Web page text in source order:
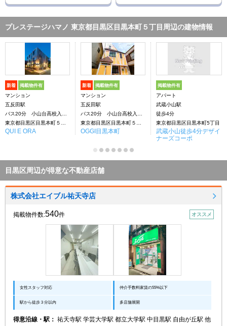
プレステージハマノ 東京都目黒区目黒本町５丁目周辺の建物情報
新着 掲載物件有
マンション
五反田駅
バス20分 小山台高校入口下車：停歩3分
QUI E ORA
新着 掲載物件有
マンション
五反田駅
バス20分 小山台高校入口下車：停歩4分
OGGI目黒本町
掲載物件有
アパート
武蔵小山駅
徒歩4分
東京都目黒区目黒本町5丁目
武蔵小山徒歩4分デザイ
ナーズコーポ
目黒区周辺が得意な不動産店舗
株式会社エイブル祐天寺店
掲載物件数:540件 オススメ
女性スタッフ対応 仲介手数料家賃の55%以下
駅から徒歩３分以内 多店舗展開
得意沿線・駅： 祐天寺駅 学芸大学駅 都立大学駅 中目黒駅 自由が丘駅 他